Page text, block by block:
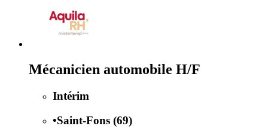
Mécanicien automobile H/F
Intérim
•Saint-Fons (69)